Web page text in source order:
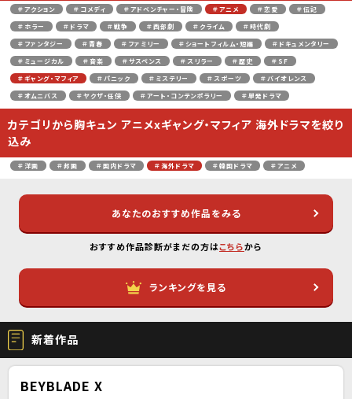
＃アクション ＃コメディ ＃アドベンチャー・冒険 ＃アニメ ＃恋愛
＃伝記
＃ホラー
＃ドラマ ＃戦争 ＃西部劇 ＃クライム
＃時代劇
＃ファンタジー
＃青春 ＃ファミリー ＃ショートフィルム・短編
＃ドキュメンタリー
＃ミュージカル
＃音楽 ＃サスペンス ＃スリラー ＃歴史
＃SF
＃ギャング・マフィア
＃パニック ＃ミステリー ＃スポーツ
＃バイオレンス
＃オムニバス
＃ヤクザ・任侠 ＃アート・コンテンポラリー ＃単発ドラマ
カテゴリから胸キュン アニメxギャング・マフィア 海外ドラマを絞り
込み
＃洋画 ＃邦画 ＃国内ドラマ ＃海外ドラマ ＃韓国ドラマ ＃アニメ
あなたのおすすめ作品をみる
おすすめ作品診断がまだの方はこちらから
ランキングを見る
新着作品
BEYBLADE X